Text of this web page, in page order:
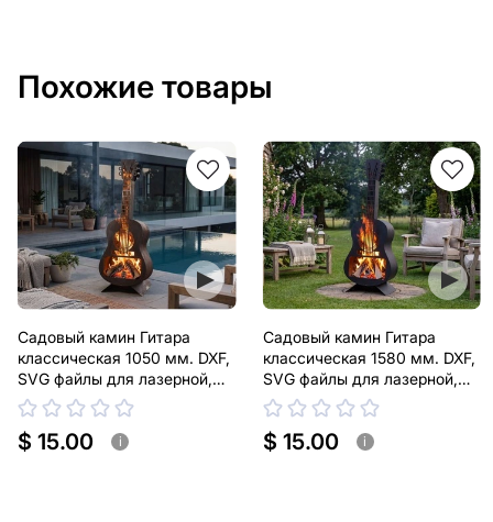
Похожие товары
Садовый камин Гитара
классическая 1050 мм. DXF,
SVG файлы для лазерной,
плазменной резки
$ 15.00 i
Садовый камин Гитара
классическая 1580 мм. DXF,
SVG файлы для лазерной,
плазменной резки
$ 15.00 i